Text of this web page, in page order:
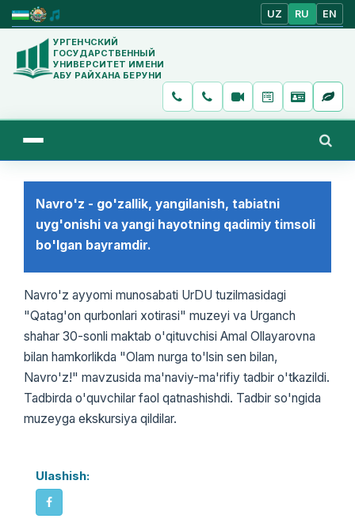
UZ RU EN
УРГЕНЧСКИЙ
ГОСУДАРСТВЕННЫЙ
УНИВЕРСИТЕТ ИМЕНИ
АБУ РАЙХАНА БЕРУНИ
Navro'z - go'zallik, yangilanish, tabiatni
uyg'onishi va yangi hayotning qadimiy timsoli
bo'lgan bayramdir.
Navro'z ayyomi munosabati UrDU tuzilmasidagi
"Qatag'on qurbonlari xotirasi" muzeyi va Urganch
shahar 30-sonli maktab o'qituvchisi Amal Ollayarovna
bilan hamkorlikda "Olam nurga to'lsin sen bilan,
Navro'z!" mavzusida ma'naviy-ma'rifiy tadbir o'tkazildi.
Tadbirda o'quvchilar faol qatnashishdi. Tadbir so'ngida
muzeyga ekskursiya qildilar.
Ulashish: